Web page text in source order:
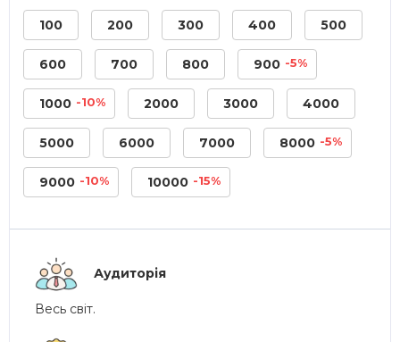
100 200 300 400 500
600 700 800 900 -5%
1000 -10% 2000 3000 4000
5000 6000 7000 8000 -5%
9000 -10% 10000 -15%
Аудиторія
Весь світ.